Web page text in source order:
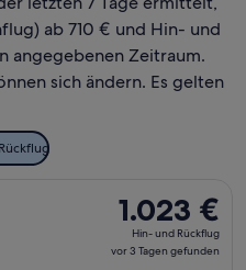
ab 710 € und Hin- und
angegebenen Zeitraum.
sich ändern. Es gelten
1.023 €
Hin-
und
1.023 €
Hin- und Rückflug
vor 3 Tagen gefunden